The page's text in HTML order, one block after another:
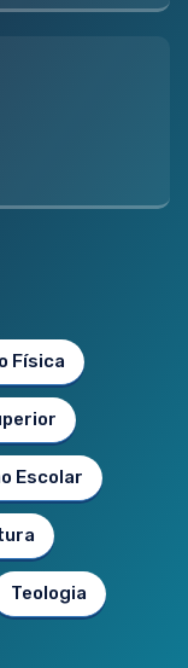
Física
Escolar
Teologia